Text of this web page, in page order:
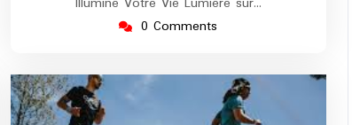
0 Comments